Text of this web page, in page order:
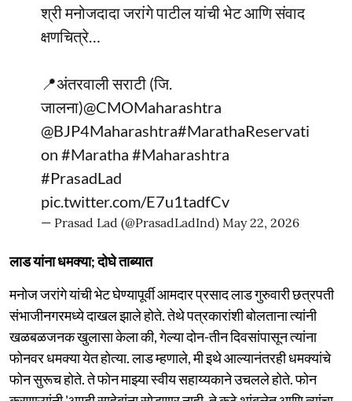
श्री मनोजदादा जरांगे पाटील यांची भेट आणि संवाद
क्षणचित्रे…
📍अंतरवाली सराटी (जि.
जालना)@CMOMaharashtra
@BJP4Maharashtra#MarathaReservati
on #Maratha #Maharashtra
#PrasadLad
pic.twitter.com/E7u1tadfCv
— Prasad Lad (@PrasadLadInd) May 22, 2026
लाड यांना धमक्या; दोघे ताब्यात
मनोज जरांगे यांची भेट घेण्यापूर्वी आमदार प्रसाद लाड गुरुवारी छत्रपती
संभाजीनगरमध्ये दाखल झाले होते. तेथे पत्रकारांशी बोलताना त्यांनी
खळबळजनक खुलासा केला की, गेल्या दोन-तीन दिवसांपासून त्यांना
फोनवर धमक्या येत होत्या. लाड म्हणाले, मी इथे आल्यानंतरही धमक्यांचे
फोन सुरूच होते. ते फोन माझ्या स्वीय सहाय्यकाने उचलले होते. फोन